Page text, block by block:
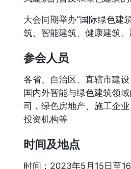
大会同期举办“国际绿色建
筑、智能建筑、健康建筑
参会人员
各省、自治区、直辖市建
国内外智能与绿色建筑领
司，绿色房地产、施工企
投资机构等
时间及地点
时间：2023年5月15日至